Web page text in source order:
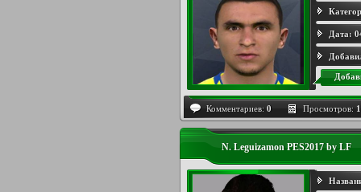
Дата:
Комментариев: 0 Просмотров:
N. Leguizamon PES2017 by LF